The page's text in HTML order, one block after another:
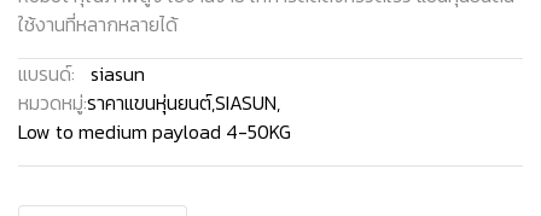
ใช้งานที่หลากหลายได้
แบรนด์: siasun
หมวดหมู่:ราคาแขนหุ่นยนต์,SIASUN,
Low to medium payload 4-50KG